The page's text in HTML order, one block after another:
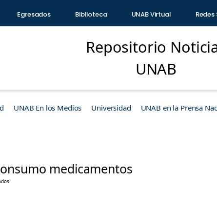
Egresados Biblioteca UNAB Virtual
Repositorio
UNAB
UNAB En los Medios Universidad UNAB en la Prensa
medicamentos